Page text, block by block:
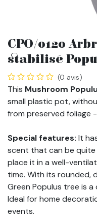
CPO/0120
stabilisé
(0 avis)
This Mushroom
small plastic pot,
from preserved foliage -
Special features: It
scent that can be
place it in a well-
time. With its rounded,
Green Populus tree is
Ideal for home
events.